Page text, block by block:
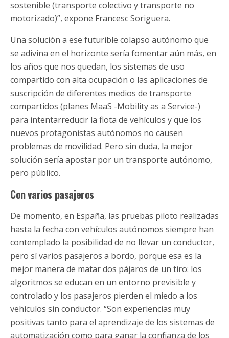
sostenible (transporte colectivo y transporte no
motorizado)”, expone Francesc Soriguera.
Una solución a ese futurible colapso autónomo que
se adivina en el horizonte sería fomentar aún más, en
los años que nos quedan, los sistemas de uso
compartido con alta ocupación o las aplicaciones de
suscripción de diferentes medios de transporte
compartidos (planes MaaS -Mobility as a Service-)
para intentarreducir la flota de vehículos y que los
nuevos protagonistas autónomos no causen
problemas de movilidad. Pero sin duda, la mejor
solución sería apostar por un transporte autónomo,
pero público.
Con varios pasajeros
De momento, en España, las pruebas piloto realizadas
hasta la fecha con vehículos autónomos siempre han
contemplado la posibilidad de no llevar un conductor,
pero sí varios pasajeros a bordo, porque esa es la
mejor manera de matar dos pájaros de un tiro: los
algoritmos se educan en un entorno previsible y
controlado y los pasajeros pierden el miedo a los
vehículos sin conductor. “Son experiencias muy
positivas tanto para el aprendizaje de los sistemas de
automatización como para ganar la confianza de los